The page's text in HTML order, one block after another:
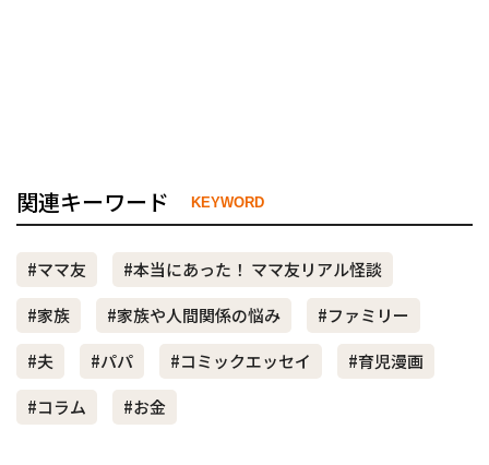
関連キーワード KEYWORD
#ママ友
#本当にあった！ ママ友リアル怪談
#家族
#家族や人間関係の悩み
#ファミリー
#夫
#パパ #コミックエッセイ
#育児漫画
#コラム
#お金